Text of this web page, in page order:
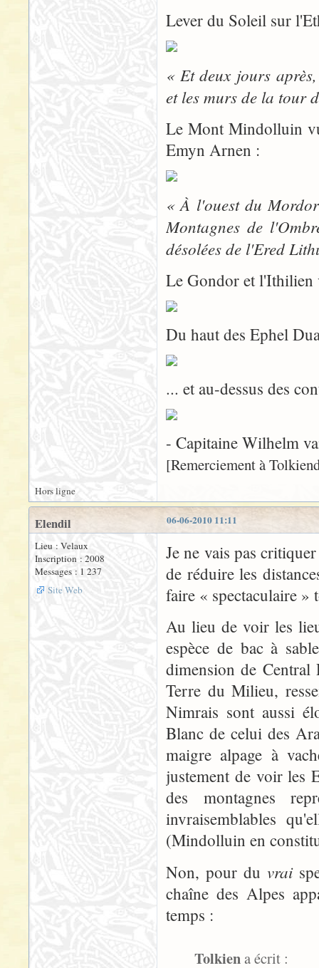
Lever du Soleil sur
« Et deux jours
et les murs de la tour
Le Mont Mindolluin
Emyn Arnen :
« À l'ouest du
Montagnes de
désolées de l'Ered
Le Gondor et l'Ithilien
Du haut des Ephel
... et au-dessus des
- Capitaine Wilhelm
[Remerciement à
Hors ligne
06-06-2010 11:11
Elendil
Lieu : Velaux
Inscription : 2008
Messages : 1 237
Site Web
Je ne vais pas
de réduire les
faire « spectaculaire »
Au lieu de voir les
espèce de bac à
dimension de
Terre du Milieu,
Nimrais sont aussi
Blanc de celui des
maigre alpage à
justement de voir les
des montagnes
invraisemblables
(Mindolluin en
Non, pour du vrai
chaîne des Alpes
temps :
Tolkiena écrit :